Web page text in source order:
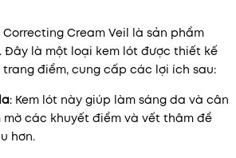
Correcting Cream Veil là sản phẩm
là một loại kem lót được thiết kế
điểm, cung cấp các lợi ích sau:
: Kem lót này giúp làm sáng da và cân
mờ các khuyết điểm và vết thâm để
hơn.